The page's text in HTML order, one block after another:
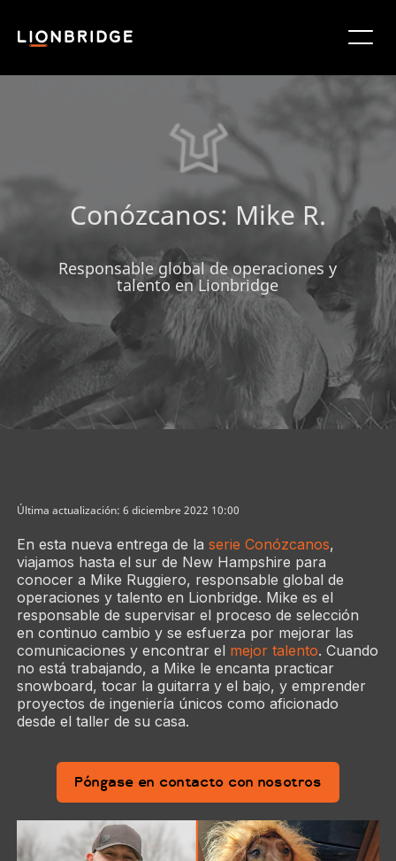
Conózcanos: Mike R.
Responsable global de operaciones y
talento en Lionbridge
Última actualización: 6 diciembre 2022 10:00
En esta nueva entrega de la serie Conózcanos,
viajamos hasta el sur de New Hampshire para
conocer a Mike Ruggiero, responsable global de
operaciones y talento en Lionbridge. Mike es el
responsable de supervisar el proceso de selección
en continuo cambio y se esfuerza por mejorar las
comunicaciones y encontrar el mejor talento. Cuando
no está trabajando, a Mike le encanta practicar
snowboard, tocar la guitarra y el bajo, y emprender
proyectos de ingeniería únicos como aficionado
desde el taller de su casa.
Póngase en contacto con nosotros